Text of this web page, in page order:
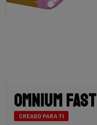
Omnium Fast
CREADO PARA TI